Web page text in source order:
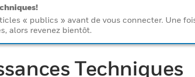
« publics » avant de vous connecter. Une
alors revenez bientôt.
Techniques